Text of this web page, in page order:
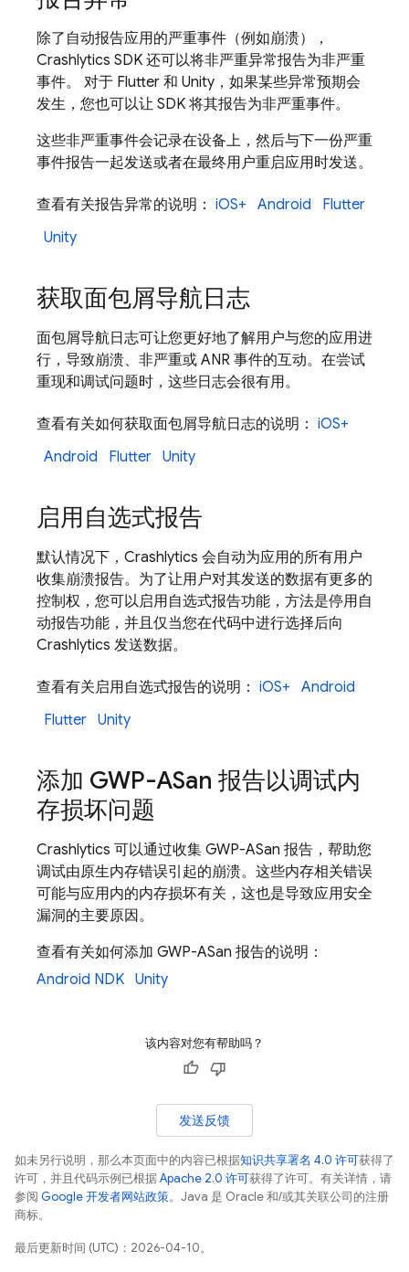
除了自动报告应用的严重事件（例如崩溃），
Crashlytics SDK 还可以将非严重异常报告为非严重
事件。 对于 Flutter 和 Unity，如果某些异常预期会
发生，您也可以让 SDK 将其报告为非严重事件。
这些非严重事件会记录在设备上，然后与下一份严重
事件报告一起发送或者在最终用户重启应用时发送。
查看有关报告异常的说明： iOS+ Android
Flutter
Unity
获取面包屑导航日志
面包屑导航日志可让您更好地了解用户与您的应用进
行，导致崩溃、非严重或 ANR 事件的互动。在尝试
重现和调试问题时，这些日志会很有用。
查看有关如何获取面包屑导航日志的说明： iOS+
Android
Flutter Unity
启用自选式报告
默认情况下， Crashlytics 会自动为应用的所有用户
收集崩溃报告。为了让用户对其发送的数据有更多的
控制权，您可以启用自选式报告功能，方法是停用自
动报告功能，并且仅当您在代码中进行选择后向
Crashlytics 发送数据。
查看有关启用自选式报告的说明： iOS+
Android
Flutter Unity
添加 GWP-ASan 报告以调试内
存损坏问题
Crashlytics 可以通过收集 GWP-ASan 报告，帮助您
调试由原生内存错误引起的崩溃。这些内存相关错误
可能与应用内的内存损坏有关，这也是导致应用安全
漏洞的主要原因。
查看有关如何添加 GWP-ASan 报告的说明：
Android NDK Unity
该内容对您有帮助吗？
发送反馈
如未另行说明，那么本页面中的内容已根据知识共享署名 4.0 许可获得了
许可，并且代码示例已根据Apache 2.0 许可获得了许可。有关详情，请
参阅 Google 开发者网站政策。Java 是 Oracle 和/或其关联公司的注册
商标。
最后更新时间 (UTC)：2026-04-10。